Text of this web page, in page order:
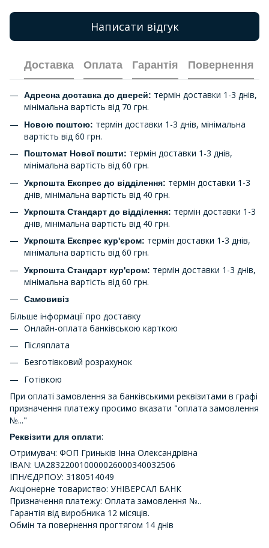
Написати відгук
Доставка Оплата Гарантія Повернення
Адресна доставка до дверей: термін доставки 1-3 днів,
мінімальна вартість від 70 грн.
Новою поштою: термін доставки 1-3 днів, мінімальна
вартість від 60 грн.
Поштомат Нової пошти: термін доставки 1-3 днів,
мінімальна вартість від 60 грн.
Укрпошта Експрес до відділення: термін доставки 1-3
днів, мінімальна вартість від 40 грн.
Укрпошта Стандарт до відділення: термін доставки 1-3
днів, мінімальна вартість від 40 грн.
Укрпошта Експрес кур'єром: термін доставки 1-3 днів,
мінімальна вартість від 60 грн.
Укрпошта Стандарт кур'єром: термін доставки 1-3 днів,
мінімальна вартість від 60 грн.
Самовивіз
Більше інформації про доставку
Онлайн-оплата банківською карткою
Післяплата
Безготівковий розрахунок
Готівкою
При оплаті замовлення за банківськими реквізитами в графі
призначення платежу просимо вказати "оплата замовлення
№..."
Реквізити для оплати:
Отримувач: ФОП Гриньків Інна Олександрівна
IBAN: UA283220010000026000340032506
ІПН/ЄДРПОУ: 3180514049
Акціонерне товариство: УНІВЕРСАЛ БАНК
Призначення платежу: Оплата замовлення №..
Гарантія від виробника 12 місяців.
Обмін та повернення прогтягом 14 днів